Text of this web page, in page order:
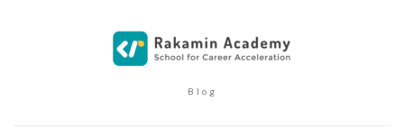
Blog